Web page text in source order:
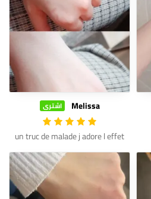
Melissa اشترى
un truc de malade j adore l effet